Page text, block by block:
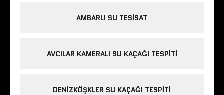
AMBARLI SU TESISAT
AVCILAR KAMERALI SU KAÇAĞI TESPITI
DENIZKÖŞKLER SU KAÇAĞI TESPITI